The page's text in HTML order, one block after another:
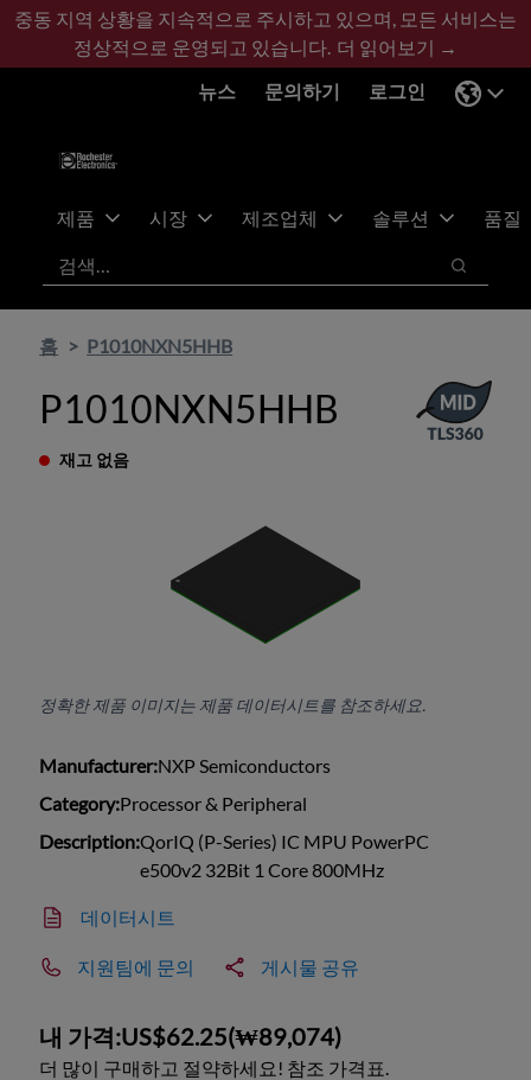
기
콘
바
글
중동 지역 상황을 지속적으로 주시하고 있으며, 모든 서비스는
정상적으로 운영되고 있습니다. 더 읽어보기 →
뉴스
문의하기 로그인
제품 시장 제조업체 솔루션
품질
검색
검색
홈 P1010NXN5HHB
P1010NXN5HHB
재고 없음
정확한 제품 이미지는 제품 데이터시트를 참조하세요.
Manufacturer:NXP Semiconductors
Category:Processor & Peripheral
Description:QorIQ (P-Series) IC MPU PowerPC
e500v2 32Bit 1 Core 800MHz
데이터시트
지원팀에 문의 게시물 공유
내 가격:US$62.25(₩89,074)
더 많이 구매하고 절약하세요! 참조 가격표.